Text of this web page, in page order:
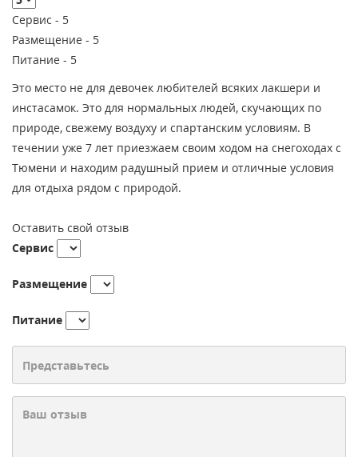
Сервис - 5
Размещение - 5
Питание - 5
Это место не для девочек любителей всяких лакшери и
инстасамок. Это для нормальных людей, скучающих по
природе, свежему воздуху и спартанским условиям. В
течении уже 7 лет приезжаем своим ходом на снегоходах с
Тюмени и находим радушный прием и отличные условия
для отдыха рядом с природой.
Оставить свой отзыв
Сервис
Размещение
Питание